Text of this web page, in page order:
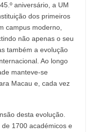
aniversário, a UM
dos primeiros
campus moderno,
não apenas o seu
também a evolução
Ao longo
manteve-se
Macau e, cada vez
desta evolução.
1700 académicos e